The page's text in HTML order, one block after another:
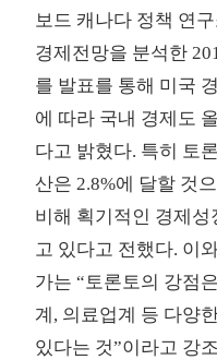
보드 캐나다 정책 연
경제전망을 분석한
를 발표를 통해 미국
에 따라 국내 경제도
다고 밝혔다. 특히 토
산은 2.8%에 달할 것
비해 획기적인 경제
고 있다고 전했다. 이
가는 “토론토의 강점
계, 의료업계 등 다양
있다는 것”이라고 강